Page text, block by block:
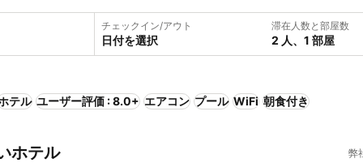
チェックイン/アウト
日付を選択
滞在人数と部屋数
2 人、1 部屋
テル ユーザー評価 : 8.0+ エアコン プール WiFi 朝食付き
ホテル 弊